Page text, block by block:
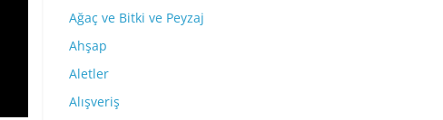
Ağaç ve Bitki ve Peyzaj
Ahşap
Aletler
Alışveriş